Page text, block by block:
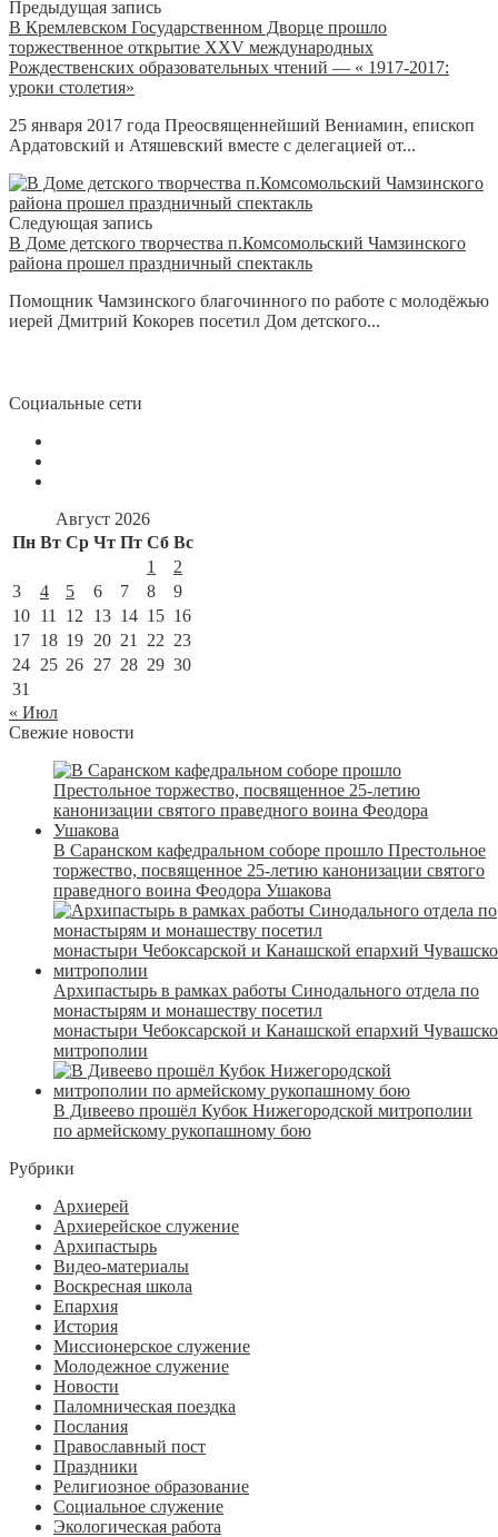
Предыдущая запись
В Кремлевском Государственном Дворце прошло
торжественное открытие XXV международных
Рождественских образовательных чтений — « 1917-2017:
уроки столетия»
25 января 2017 года Преосвященнейший Вениамин, епископ
Ардатовский и Атяшевский вместе с делегацией от...
Следующая запись
В Доме детского творчества п.Комсомольский Чамзинского
района прошел праздничный спектакль
Помощник Чамзинского благочинного по работе с молодёжью
иерей Дмитрий Кокорев посетил Дом детского...
Социальные сети
Август 2026
Пн Вт Ср Чт Пт Сб Вс
1
2
3
4 5 6 7 8
9
10 11 12 13 14 15 16
17 18 19 20 21 22 23
24 25 26 27 28 29 30
31
« Июл
Свежие новости
В Саранском кафедральном соборе прошло Престольное
торжество, посвященное 25-летию канонизации святого
праведного воина Феодора Ушакова
Архипастырь в рамках работы Синодального отдела по
монастырям и монашеству посетил
монастыри Чебоксарской и Канашской епархий
митрополии
В Дивеево прошёл Кубок Нижегородской митрополии
по армейскому рукопашному бою
Рубрики
Архиерей
Архиерейское служение
Архипастырь
Видео-материалы
Воскресная школа
Епархия
История
Миссионерское служение
Молодежное служение
Новости
Паломническая поездка
Послания
Православный пост
Праздники
Религиозное образование
Социальное служение
Экологическая работа